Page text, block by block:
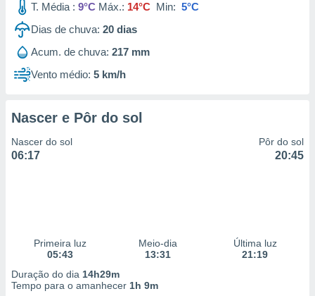
T. Média : 9°C Máx.: 14°C Min: 5°C
Dias de chuva: 20 dias
Acum. de chuva: 217 mm
Vento médio: 5 km/h
Nascer e Pôr do sol
Nascer do sol
06:17
Pôr do sol
20:45
Primeira luz
05:43
Meio-dia
13:31
Última luz
21:19
Duração do dia 14h29m
Tempo para o amanhecer 1h 9m